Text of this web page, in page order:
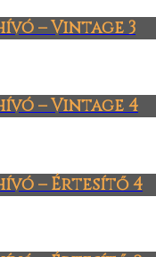
– Vintage 3
– Vintage 4
– Értesítő 4